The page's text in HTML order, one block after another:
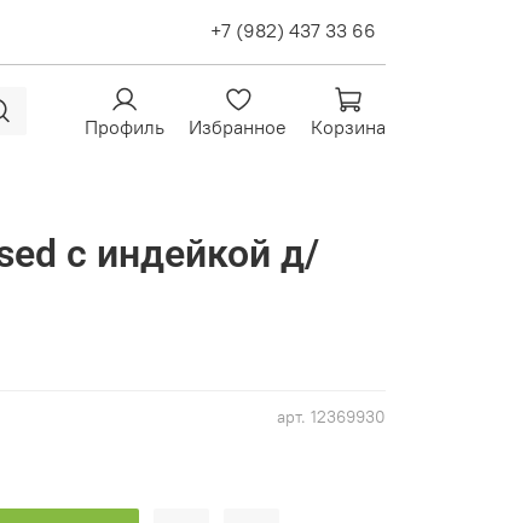
+7 (982) 437 33 66
Профиль Избранное
Корзина
арт. 12369930
с индейкой д/